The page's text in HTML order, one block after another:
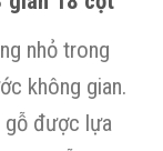
nhỏ trong
không gian.
gỗ được lựa